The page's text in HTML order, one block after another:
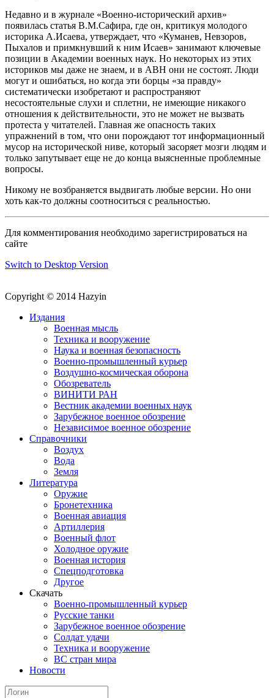
Недавно и в журнале «Военно-исторический архив»
появилась статья В.М.Сафира, где он, критикуя молодого
историка А.Исаева, утверждает, что «Куманев, Невзоров,
Пыхалов и примкнувший к ним Исаев» занимают ключевые
позиции в Академии военных наук. Но некоторых из этих
историков мы даже не знаем, и в АВН они не состоят. Люди
могут и ошибаться, но когда эти борцы «за правду»
систематически изобретают и распространяют
несостоятельные слухи и сплетни, не имеющие никакого
отношения к действительности, это не может не вызвать
протеста у читателей. Главная же опасность таких
упражнений в том, что они порождают тот информационный
мусор на исторической ниве, который засоряет мозги людям и
только запутывает еще не до конца выясненные проблемные
вопросы.
Никому не возбраняется выдвигать любые версии. Но они
хоть как-то должны соотноситься с реальностью.
Для комментирования необходимо зарегистрироваться на
сайте
Switch to Desktop Version
Copyright © 2014 Hazyin
Издания
Военная мысль
Техника и вооружение
Наука и военная безопасность
Военно-промышленный курьер
Воздушно-космическая оборона
Обозреватель
ВИНИТИ РАН
Вестник академии военных наук
Зарубежное военное обозрение
Независимое военное обозрение
Справочники
Воздух
Вода
Земля
Литература
Оружие
Бронетехника
Военная авиация
Артиллерия
Военный флот
Холодное оружие
Военная история
Спецподготовка
Другое
Скачать
Военно-промышленный курьер
Русские танки
Зарубежное военное обозрение
Солдат удачи
Техника и вооружение
ВС стран мира
Новости